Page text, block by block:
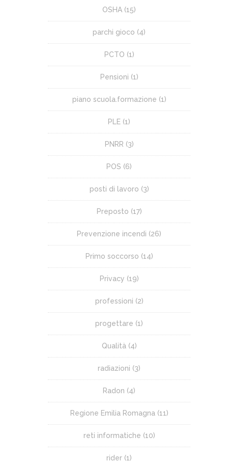
OSHA (15)
parchi gioco (4)
PCTO (1)
Pensioni (1)
piano scuola.formazione (1)
PLE (1)
PNRR (3)
POS (6)
posti di lavoro (3)
Preposto (17)
Prevenzione incendi (26)
Primo soccorso (14)
Privacy (19)
professioni (2)
progettare (1)
Qualità (4)
radiazioni (3)
Radon (4)
Regione Emilia Romagna (11)
reti informatiche (10)
rider (1)